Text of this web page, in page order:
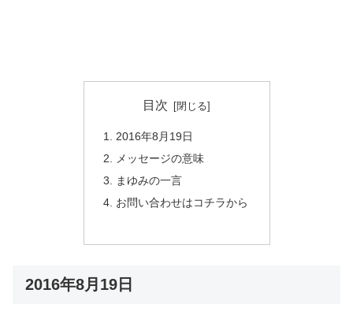
目次
2016年8月19日
メッセージの意味
まゆみの一言
お問い合わせはコチラから
2016年8月19日